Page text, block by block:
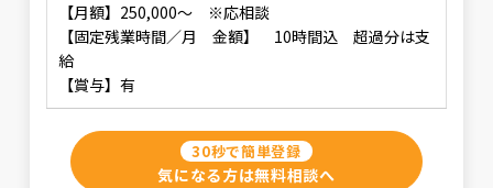
【月額】250,000～ ※応相談
【固定残業時間／月 金額】 10時間込 超過分は支
給
【賞与】有
30秒で簡単登録
気になる方は無料相談へ